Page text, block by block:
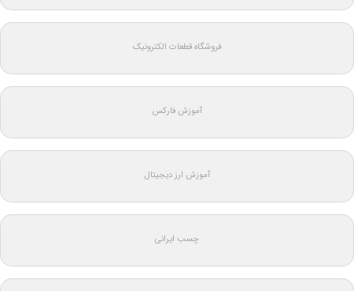
فروشگاه قطعات الکترونیک
آموزش فارکس
آموزش ارز دیجیتال
چسب ایرانی